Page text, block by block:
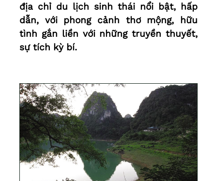
địa chỉ du lịch sinh thái nổi bật, hấp
dẫn, với phong cảnh thơ mộng, hữu
tình gắn liền với những truyền thuyết,
sự tích kỳ bí.